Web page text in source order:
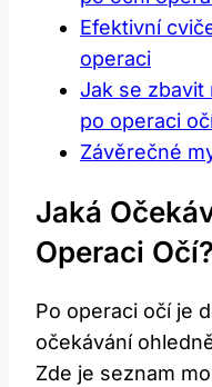
Efektivní
operaci
Jak se zbavit
po operaci
Závěrečné
Jaká
Operaci Očí?
Po operaci očí je
⁣očekávání
Zde je seznam